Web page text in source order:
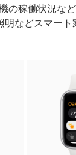
の稼働状況な
明などスマート